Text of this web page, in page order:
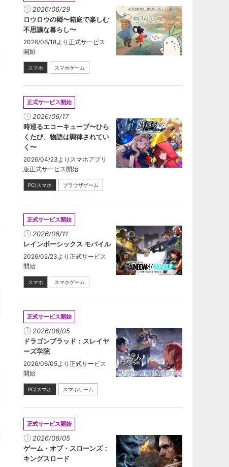
2026/06/29
ロウロウの郷〜箱庭で楽しむ
不思議な暮らし〜
2026/06/18より正式サービス
開始
スマホ スマホゲーム
正式サービス開始
2026/06/17
時巡るエコーキューブ〜ひら
くたび、物語は調律されてい
く〜
2026/04/23よりスマホアプリ
版正式サービス開始
PC/スマホ ブラウザゲーム
正式サービス開始
2026/06/11
レインボーシックス モバイル
2026/02/23より正式サービス
開始
スマホ スマホゲーム
正式サービス開始
2026/06/05
ドラゴンブラッド：スレイヤ
ーズ学院
2026/06/05より正式サービス
開始
PC/スマホ スマホゲーム
正式サービス開始
2026/06/05
ゲーム・オブ・スローンズ：
キングスロード